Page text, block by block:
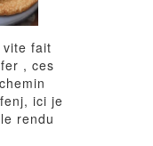
vite fait
, ces
ici je
rendu